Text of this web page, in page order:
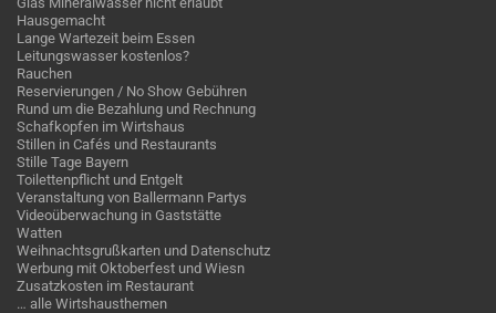
Hausgemacht
Lange Wartezeit beim Essen
Leitungswasser kostenlos?
Rauchen
Reservierungen / No Show Gebühren
Rund um die Bezahlung und Rechnung
Schafkopfen im Wirtshaus
Stillen in Cafés und Restaurants
Stille Tage Bayern
Toilettenpflicht und Entgelt
Veranstaltung von Ballermann Partys
Videoüberwachung in Gaststätte
Watten
Weihnachtsgrußkarten und Datenschutz
Werbung mit Oktoberfest und Wiesn
Zusatzkosten im Restaurant
… alle Wirtshausthemen